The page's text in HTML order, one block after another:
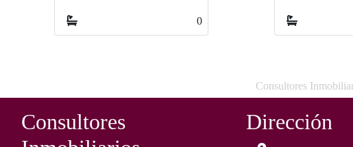
Consultores
Consultores
Dirección